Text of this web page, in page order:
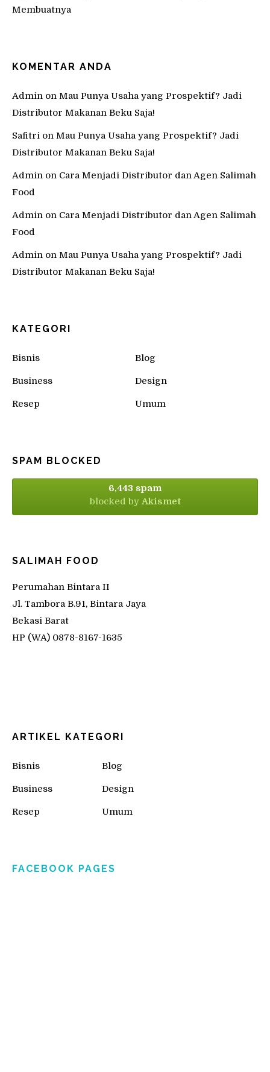
Membuatnya
KOMENTAR ANDA
Admin on Mau Punya Usaha yang Prospektif? Jadi
Distributor Makanan Beku Saja!
Safitri on Mau Punya Usaha yang Prospektif? Jadi
Distributor Makanan Beku Saja!
Admin on Cara Menjadi Distributor dan Agen Salimah
Food
Admin on Cara Menjadi Distributor dan Agen Salimah
Food
Admin on Mau Punya Usaha yang Prospektif? Jadi
Distributor Makanan Beku Saja!
KATEGORI
Bisnis Blog
Business Design
Resep Umum
SPAM BLOCKED
6,443 spam
blocked by Akismet
SALIMAH FOOD
Perumahan Bintara II
Jl. Tambora B.91, Bintara Jaya
Bekasi Barat
HP (WA) 0878-8167-1635
ARTIKEL KATEGORI
Bisnis Blog
Business Design
Resep Umum
FACEBOOK PAGES